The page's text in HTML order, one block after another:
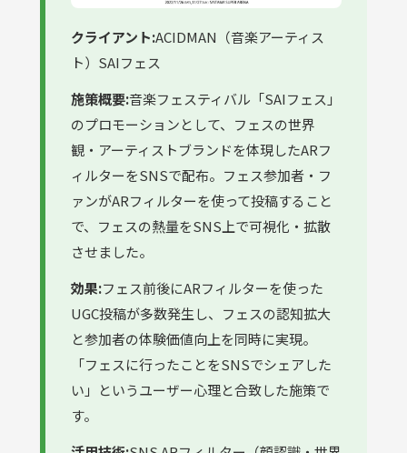
クライアント:ACIDMAN（音楽アーティス
ト）SAIフェス
施策概要:音楽フェスティバル「SAIフェス」
のプロモーションとして、フェスの世界
観・アーティストブランドを体現したARフ
ィルターをSNSで配布。フェス参加者・フ
ァンがARフィルターを使って投稿すること
で、フェスの熱量をSNS上で可視化・拡散
させました。
効果:フェス前後にARフィルターを使った
UGC投稿が多数発生し、フェスの認知拡大
と参加者の体験価値向上を同時に実現。
「フェスに行ったことをSNSでシェアした
い」というユーザー心理と合致した施策で
す。